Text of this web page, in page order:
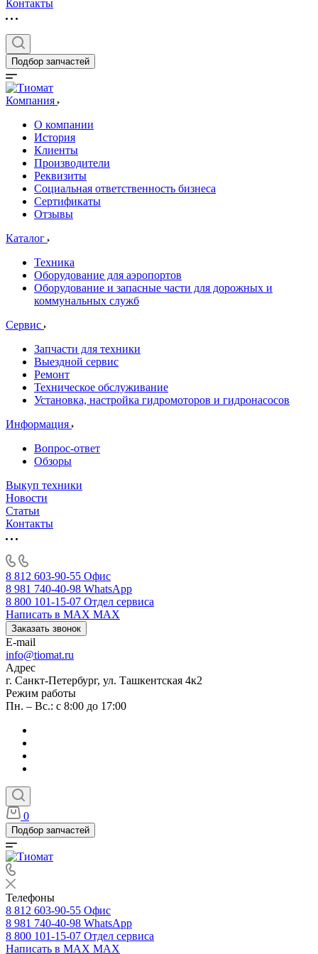
Контакты
Подбор запчастей
Компания
О компании
История
Клиенты
Производители
Реквизиты
Социальная ответственность бизнеса
Сертификаты
Отзывы
Каталог
Техника
Оборудование для аэропортов
Оборудование и запасные части для дорожных и
коммунальных служб
Сервис
Запчасти для техники
Выездной сервис
Ремонт
Техническое обслуживание
Установка, настройка гидромоторов и гидронасосов
Информация
Вопрос-ответ
Обзоры
Выкуп техники
Новости
Статьи
Контакты
8 812 603-90-55 Офис
8 981 740-40-98 WhatsApp
8 800 101-15-07 Отдел сервиса
Написать в MAX MAX
Заказать звонок
E-mail
info@tiomat.ru
Адрес
г. Санкт-Петербург, ул. Ташкентская 4к2
Режим работы
Пн. – Вс.: с 8:00 до 17:00
0
Подбор запчастей
Телефоны
8 812 603-90-55 Офис
8 981 740-40-98 WhatsApp
8 800 101-15-07 Отдел сервиса
Написать в MAX MAX